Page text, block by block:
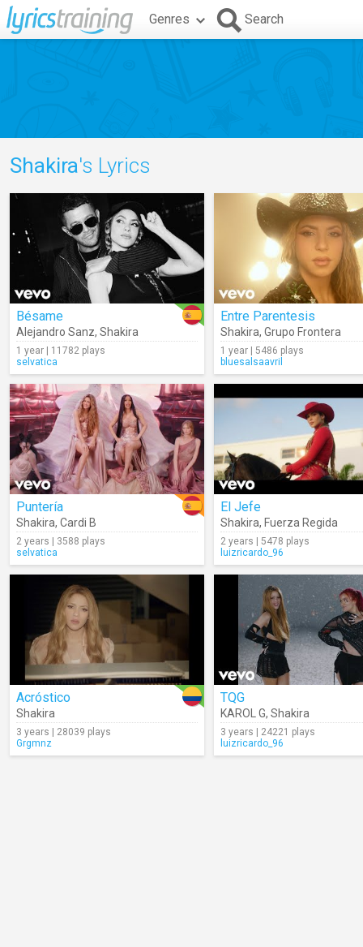
Genres Search
Shakira's Lyrics
Bésame
Alejandro Sanz, Shakira
1 year | 11782 plays
selvatica
Entre Parentesis
Shakira, Grupo Frontera
1 year | 5486 plays
bluesalsaavril
Puntería
Shakira, Cardi B
2 years | 3588 plays
selvatica
El Jefe
Shakira, Fuerza Regida
2 years | 5478 plays
luizricardo_96
Acróstico
Shakira
3 years | 28039 plays
Grgmnz
TQG
KAROL G, Shakira
3 years | 24221 plays
luizricardo_96